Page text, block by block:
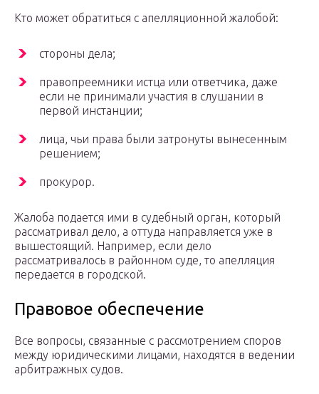
Кто может обратиться с апелляционной жалобой:
стороны дела;
правопреемники истца или ответчика, даже
если не принимали участия в слушании в
первой инстанции;
лица, чьи права были затронуты вынесенным
решением;
прокурор.
Жалоба подается ими в судебный орган, который
рассматривал дело, а оттуда направляется уже в
вышестоящий. Например, если дело
рассматривалось в районном суде, то апелляция
передается в городской.
Правовое обеспечение
Все вопросы, связанные с рассмотрением споров
между юридическими лицами, находятся в ведении
арбитражных судов.